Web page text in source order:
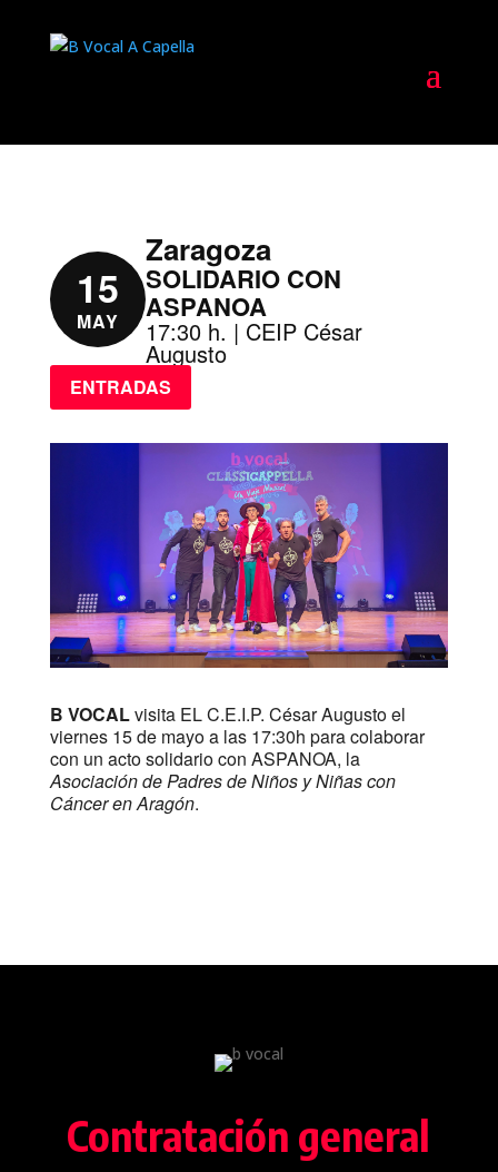
15
MAY
Zaragoza
SOLIDARIO CON
ASPANOA
17:30 h. | CEIP César
Augusto
ENTRADAS
B VOCALvisita EL C.E.I.P. César Augusto el
viernes 15 de mayo a las 17:30h para colaborar
con un acto solidario con ASPANOA, la
Asociación de Padres de Niños y Niñas con
Cáncer en Aragón.
Contratación general